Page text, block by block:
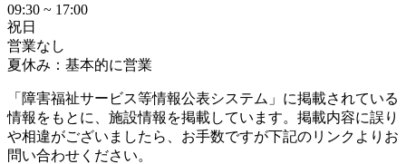
09:30 ~ 17:00
祝日
営業なし
夏休み：基本的に営業
「障害福祉サービス等情報公表システム」に掲載されている
情報をもとに、施設情報を掲載しています。掲載内容に誤り
や相違がございましたら、お手数ですが下記のリンクよりお
問い合わせください。